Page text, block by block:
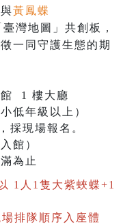
與黃鳳蝶
灣地圖」共創板，
一同守護生態的期
館 1 樓大廳
低年級以上）
採現場報名。
館）
為止
1人1隻大紫蛺蝶+1
排隊順序入座體